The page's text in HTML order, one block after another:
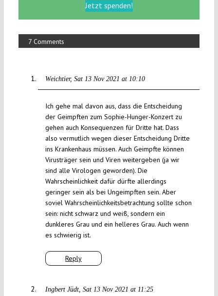
Jetzt spenden!
7 Comments
Weichtier Sat 13 Nov 2021 at 10:10
Reply
Ich gehe mal davon aus, dass die Entscheidung
der Geimpften zum Sophie-Hunger-Konzert zu
gehen auch Konsequenzen für Dritte hat. Dass
also vermutlich wegen dieser Entscheidung Dritte
ins Krankenhaus müssen. Auch Geimpfte können
Virusträger sein und Viren weitergeben (ja wir
sind alle Virologen geworden). Die
Wahrscheinlichkeit dafür dürfte allerdings
geringer sein als bei Ungeimpften sein. Aber
soviel Wahrscheinlichkeitsbetrachtung sollte schon
sein: nicht schwarz und weiß, sondern ein
dunkleres Grau und ein helleres Grau. Auch wenn
es schwierig ist.
Ingbert Jüdt Sat 13 Nov 2021 at 11:25